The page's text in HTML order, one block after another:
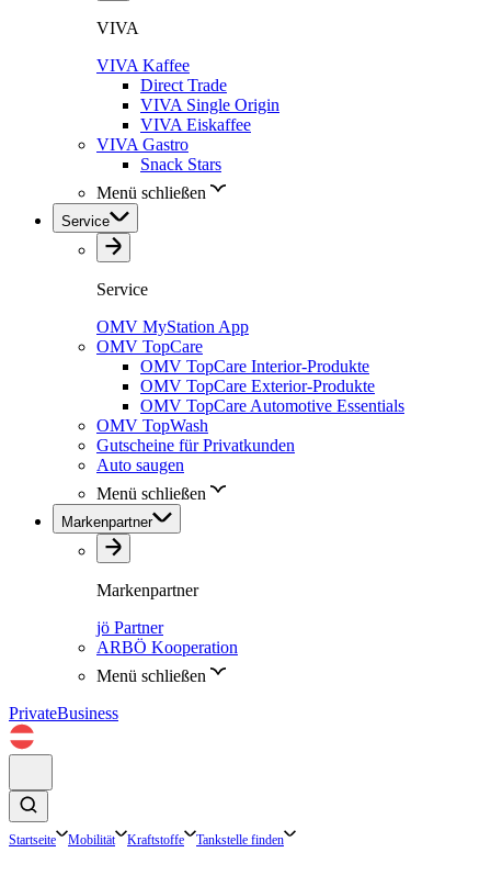
VIVA
VIVA Kaffee
Direct Trade
VIVA Single Origin
VIVA Eiskaffee
VIVA Gastro
Snack Stars
Menü schließen
Service
Service
OMV MyStation App
OMV TopCare
OMV TopCare Interior-Produkte
OMV TopCare Exterior-Produkte
OMV TopCare Automotive Essentials
OMV TopWash
Gutscheine für Privatkunden
Auto saugen
Menü schließen
Markenpartner
Markenpartner
jö Partner
ARBÖ Kooperation
Menü schließen
PrivateBusiness
Startseite Mobilität Kraftstoffe Tankstelle finden